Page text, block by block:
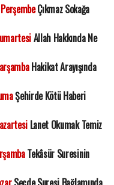
Çıkmaz Sokağa
Allah Hakkında Ne
Hakikat Arayışında
Şehirde Kötü Haberi
Lanet Okumak Temiz
Tekâsür Suresinin